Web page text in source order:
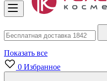
Показать все
0 Избранное